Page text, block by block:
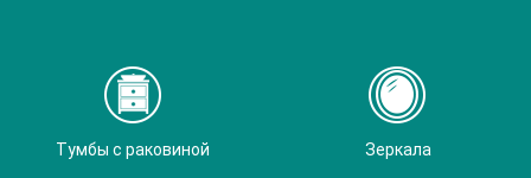
Тумбы с раковиной Зеркала